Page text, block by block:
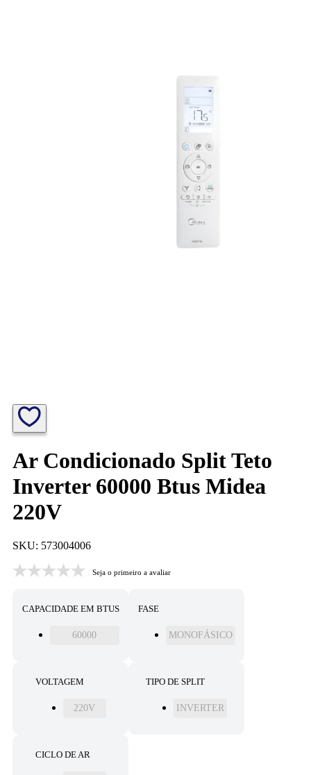
Ar Condicionado Split Teto
Inverter 60000 Btus Midea
220V
SKU: 573004006
Seja o primeiro a avaliar
CAPACIDADE EM BTUS
60000
FASE
MONOFÁSICO
VOLTAGEM
220V
TIPO DE SPLIT
INVERTER
CICLO DE AR